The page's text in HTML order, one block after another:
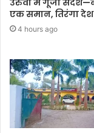
उरुवा में गूंजा
एक समान, तिरंगा
4 hours ago